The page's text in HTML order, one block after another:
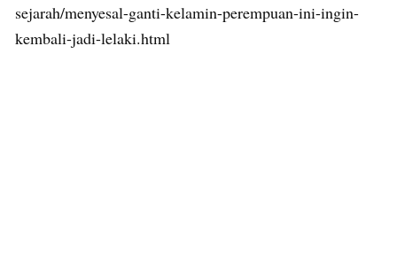
sejarah/menyesal-ganti-kelamin-perempuan-ini-ingin-
kembali-jadi-lelaki.html